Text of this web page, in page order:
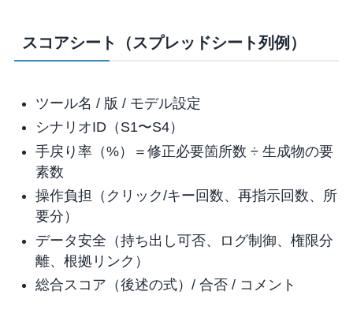
スコアシート（スプレッドシート列例）
ツール名 / 版 / モデル設定
シナリオID（S1〜S4）
手戻り率（%）＝修正必要箇所数 ÷ 生成物の要
素数
操作負担（クリック/キー回数、再指示回数、所
要分）
データ安全（持ち出し可否、ログ制御、権限分
離、根拠リンク）
総合スコア（後述の式）/ 合否 / コメント